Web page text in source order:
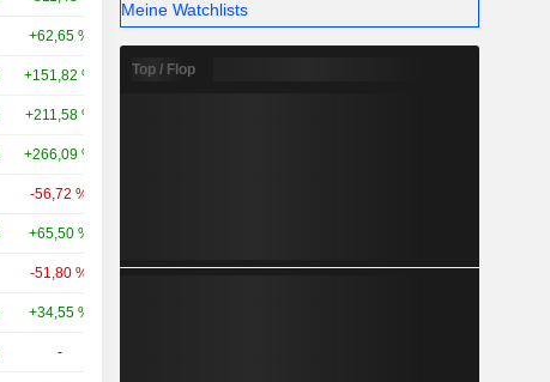
+62,65 %
+151,82 % +30,81 %
+211,58 %
+266,09 %
-56,72 %
+65,50 %
-51,80 % - 2,19 Mrd.
+34,55 %
-
Meine Watchlists
Top / Flop